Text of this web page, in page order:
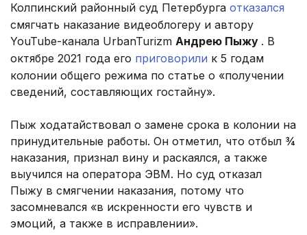
Колпинский районный суд Петербурга отказался
смягчать наказание видеоблогеру и автору
YouTube-канала UrbanTurizm Андрею Пыжу . В
октябре 2021 года его приговорили к 5 годам
колонии общего режима по статье о «получении
сведений, составляющих гостайну».
Пыж ходатайствовал о замене срока в колонии на
принудительные работы. Он отметил, что отбыл ¾
наказания, признал вину и раскаялся, а также
выучился на оператора ЭВМ. Но суд отказал
Пыжу в смягчении наказания, потому что
засомневался «в искренности его чувств и
эмоций, а также в исправлении».